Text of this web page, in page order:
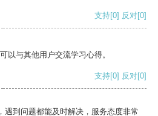
支持[0] 反对[0]
以与其他用户交流学习心得。
支持[0] 反对[0]
遇到问题都能及时解决，服务态度非常